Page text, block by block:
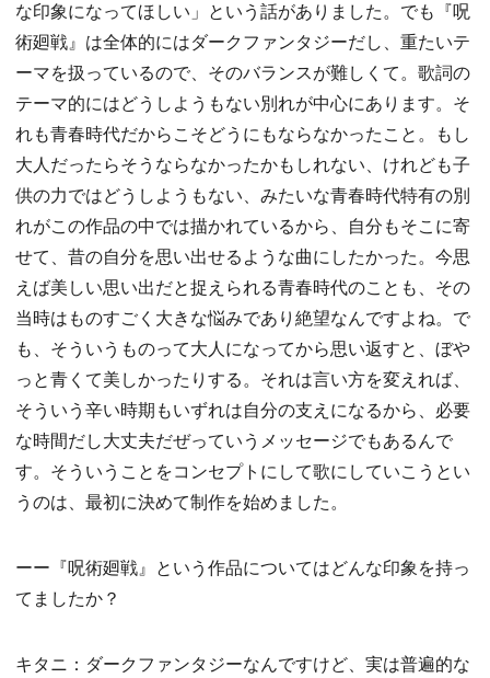
な印象になってほしい」という話がありました。でも『呪
術廻戦』は全体的にはダークファンタジーだし、重たいテ
ーマを扱っているので、そのバランスが難しくて。歌詞の
テーマ的にはどうしようもない別れが中心にあります。そ
れも青春時代だからこそどうにもならなかったこと。もし
大人だったらそうならなかったかもしれない、けれども子
供の力ではどうしようもない、みたいな青春時代特有の別
れがこの作品の中では描かれているから、自分もそこに寄
せて、昔の自分を思い出せるような曲にしたかった。今思
えば美しい思い出だと捉えられる青春時代のことも、その
当時はものすごく大きな悩みであり絶望なんですよね。で
も、そういうものって大人になってから思い返すと、ぼや
っと青くて美しかったりする。それは言い方を変えれば、
そういう辛い時期もいずれは自分の支えになるから、必要
な時間だし大丈夫だぜっていうメッセージでもあるんで
す。そういうことをコンセプトにして歌にしていこうとい
うのは、最初に決めて制作を始めました。
ーー『呪術廻戦』という作品についてはどんな印象を持っ
てましたか？
キタニ：ダークファンタジーなんですけど、実は普遍的な